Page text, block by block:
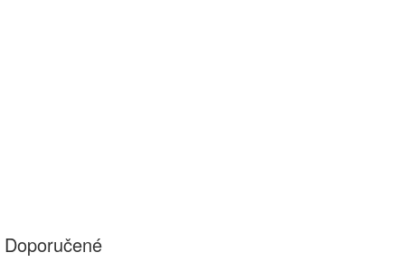
Doporučené